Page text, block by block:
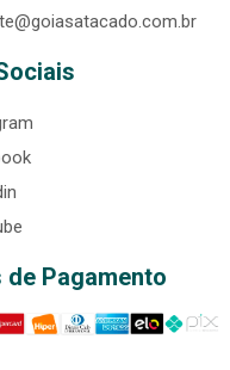
de Pagamento